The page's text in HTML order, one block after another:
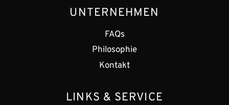
UNTERNEHMEN
FAQs
Philosophie
Kontakt
LINKS & SERVICE